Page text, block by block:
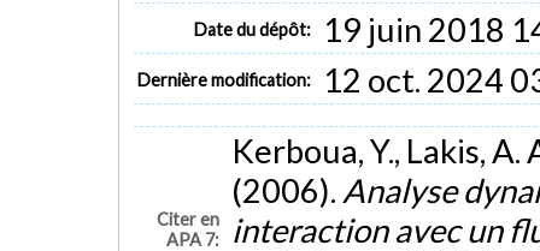
Date du dépôt: 19 juin 2018
Dernière modification: 12 oct. 2024
Citer en
APA 7:
Kerboua, Y., Lakis,
(2006). Analyse
interaction avec un